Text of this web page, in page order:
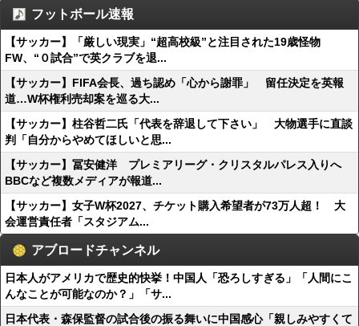
フットボール速報
【サッカー】「厳しい現実」“超高校級”と注目された19歳怪物
FW、“０試合”で英クラブを退...
【サッカー】FIFA会長、過ち認め「心から謝罪」 留任決定を英報
道…W杯権利売却案を巡る大...
【サッカー】柱谷哲二氏「代表を辞退して下さい」 大物選手に直談
判「自分からやめてほしいと思...
【サッカー】冨安健洋 プレミアリーグ・クリスタルパレス入りへ
BBCなど複数メディアが報道...
【サッカー】女子W杯2027、チケット購入希望者が73万人超！ 大
会運営責任者「スタジアム...
アブロードチャンネル
日本人がアメリカで歴史的快挙！中国人「恐ろしすぎる」「人間にこ
んなことが可能なのか？」「サ...
日本代表・森保監督の試合後の振る舞いに中国感心「親しみやすくて